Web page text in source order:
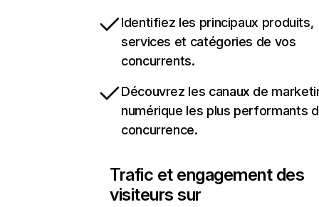
Identifiez les principaux produits,
services et catégories de vos
concurrents.
Découvrez les canaux de
numérique les plus performants
concurrence.
Trafic et engagement des
visiteurs sur